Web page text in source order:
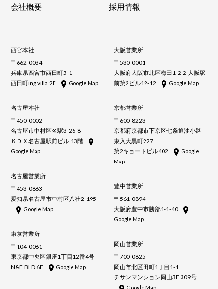
会社概要
採用情報
西宮本社
〒662-0034
兵庫県西宮市西田町5-1
西田町ing villa 2F
Google Map
名古屋本社
〒450-0002
名古屋市中村区名駅3-26-8
ＫＤＸ名古屋駅前ビル 13階
Google Map
名古屋営業所
〒453-0863
愛知県名古屋市中村区八社2-195
Google Map
東京営業所
〒104-0061
東京都中央区銀座1丁目12番4号
N&E BLD.6F
Google Map
大阪営業所
〒530-0001
大阪府大阪市北区梅田1-2-2 大阪駅
前第2ビル12-12
Google Map
京都営業所
〒600-8223
京都府京都市下京区七条通油小路
東入大黒町227
第2キョートビル402
Google
Map
豊中営業所
〒561-0894
大阪府豊中市勝部1-1-40
Google Map
岡山営業所
〒700-0825
岡山市北区田町1丁目1-1
チサンマンション岡山3F 309号